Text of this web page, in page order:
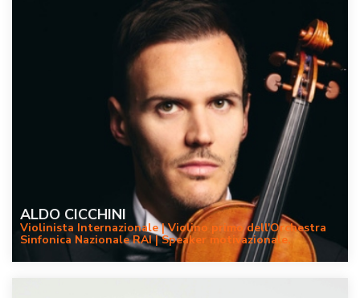
ALDO CICCHINI
Violinista Internazionale | Violino primo dell'Orchestra
Sinfonica Nazionale RAI | Speaker motivazionale,